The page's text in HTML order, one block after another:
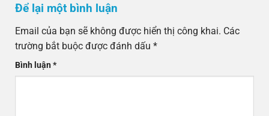
Để lại một bình luận
Email của bạn sẽ không được hiển thị công khai. Các
trường bắt buộc được đánh dấu *
Bình luận*